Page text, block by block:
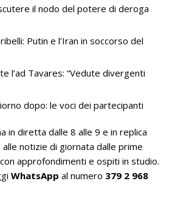
il nodo del potere di deroga
Putin e l’Iran in soccorso del
l’ad Tavares: “Vedute divergenti
dopo: le voci dei partecipanti
in diretta dalle 8 alle 9 e in replica
notizie di giornata dalle prime
approfondimenti e ospiti in studio.
WhatsApp al numero 379 2 968